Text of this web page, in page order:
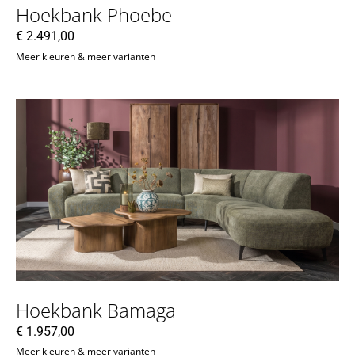
Hoekbank Phoebe
€ 2.491,00
Meer kleuren & meer varianten
Hoekbank Bamaga
€ 1.957,00
Meer kleuren & meer varianten